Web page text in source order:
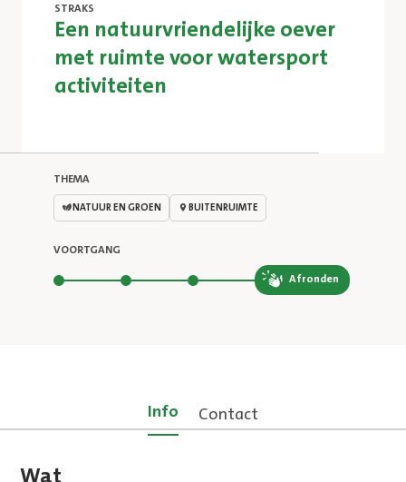
STRAKS
Een natuurvriendelijke oever
met ruimte voor watersport
activiteiten
THEMA
NATUUR EN GROEN BUITENRUIMTE
VOORTGANG
Stap 4 van 4
Afronden
Info Contact
Wat